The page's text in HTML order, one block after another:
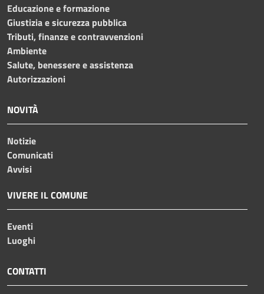
Educazione e formazione
Giustizia e sicurezza pubblica
Tributi, finanze e contravvenzioni
Ambiente
Salute, benessere e assistenza
Autorizzazioni
NOVITÀ
Notizie
Comunicati
Avvisi
VIVERE IL COMUNE
Eventi
Luoghi
CONTATTI